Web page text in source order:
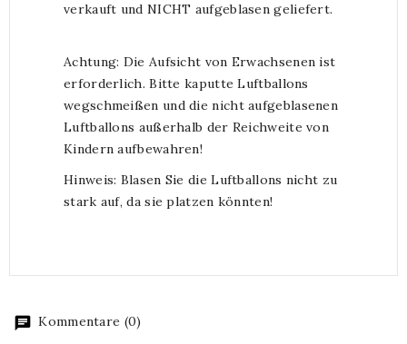
verkauft und NICHT aufgeblasen geliefert.
Achtung: Die Aufsicht von Erwachsenen ist
erforderlich. Bitte kaputte Luftballons
wegschmeißen und die nicht aufgeblasenen
Luftballons außerhalb der Reichweite von
Kindern aufbewahren!
Hinweis: Blasen Sie die Luftballons nicht zu
stark auf, da sie platzen könnten!
Kommentare (0)